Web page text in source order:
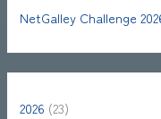
NetGalley Challenge
2026 (23)